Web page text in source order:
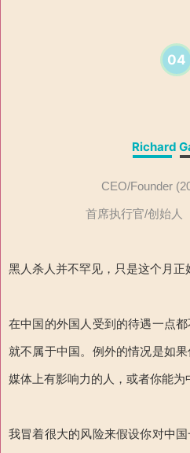
04
Richard
CEO/Founder
首席执行官/创始人
黑人杀人并不罕见，只是这个月正
在中国的外国人受到的待遇一点
就不属于中国。例外的情况是如
媒体上有影响力的人，或者你能为
我冒着很大的风险来假设你对中